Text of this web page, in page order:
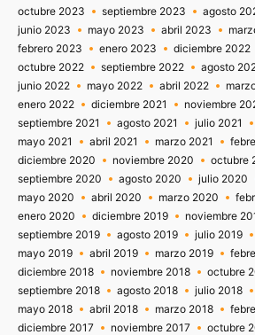
octubre 2023
septiembre 2023 agosto
junio 2023
mayo 2023 abril 2023
febrero 2023
enero 2023 diciembre 2022
octubre 2022
septiembre 2022 agosto
junio 2022
mayo 2022 abril 2022
enero 2022
diciembre 2021 noviembre
septiembre 2021
agosto 2021 julio 2021
mayo 2021
abril 2021 marzo 2021
diciembre 2020
noviembre 2020
octubre
septiembre 2020
agosto 2020 julio 2020
mayo 2020
abril 2020 marzo 2020
enero 2020
diciembre 2019 noviembre
septiembre 2019
agosto 2019 julio 2019
mayo 2019
abril 2019 marzo 2019
diciembre 2018
noviembre 2018
octubre
septiembre 2018
agosto 2018 julio 2018
mayo 2018
abril 2018 marzo 2018
diciembre 2017
noviembre 2017
octubre